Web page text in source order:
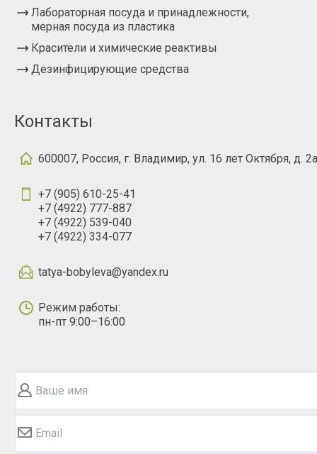
Лабораторная посуда и принадлежности,
мерная посуда из пластика
Красители и химические реактивы
Дезинфицирующие средства
Контакты
600007, Россия, г. Владимир, ул. 16 лет Октября, д. 2а
+7 (905) 610-25-41
+7 (4922) 777-887
+7 (4922) 539-040
+7 (4922) 334-077
tatya-bobyleva@yandex.ru
Режим работы:
пн-пт 9:00–16:00
Ваше имя
Email